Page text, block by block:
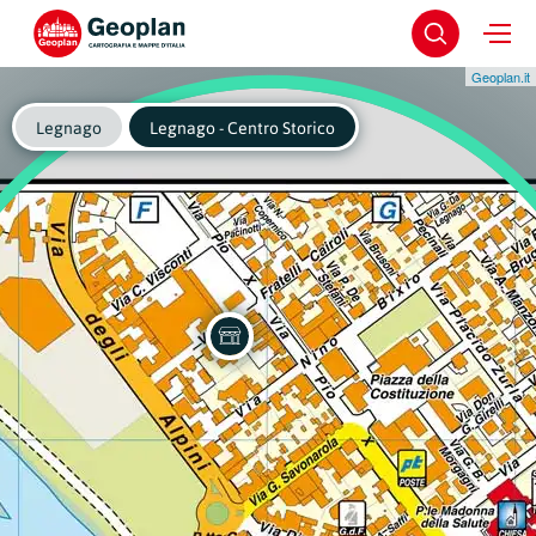
Geoplan.it
Legnago Legnago - Centro Storico